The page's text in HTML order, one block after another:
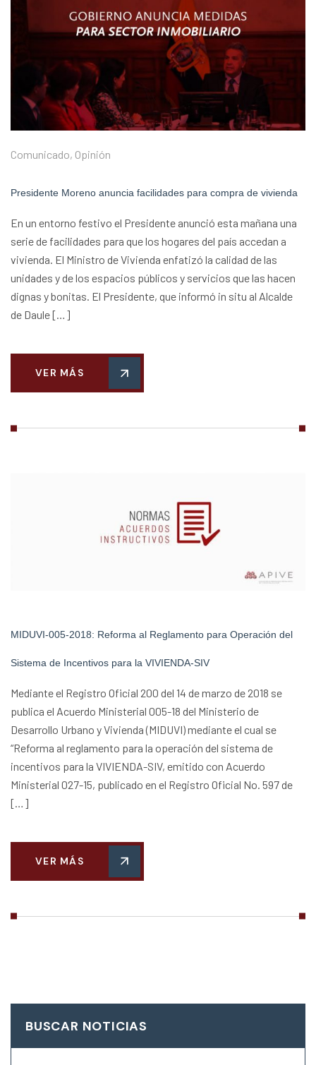
Comunicado, Opinión
Presidente Moreno anuncia facilidades para compra de vivienda
En un entorno festivo el Presidente anunció esta mañana una
serie de facilidades para que los hogares del país accedan a
vivienda. El Ministro de Vivienda enfatizó la calidad de las
unidades y de los espacios públicos y servicios que las hacen
dignas y bonitas. El Presidente, que informó in situ al Alcalde
de Daule […]
VER MÁS
MIDUVI-005-2018: Reforma al Reglamento para Operación del
Sistema de Incentivos para la VIVIENDA-SIV
Mediante el Registro Oficial 200 del 14 de marzo de 2018 se
publica el Acuerdo Ministerial 005-18 del Ministerio de
Desarrollo Urbano y Vivienda (MIDUVI) mediante el cual se
“Reforma al reglamento para la operación del sistema de
incentivos para la VIVIENDA-SIV, emitido con Acuerdo
Ministerial 027-15, publicado en el Registro Oficial No. 597 de
[…]
VER MÁS
BUSCAR NOTICIAS